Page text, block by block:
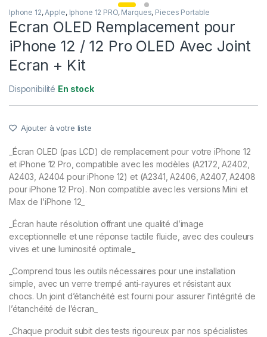
Iphone 12, Apple, Iphone 12 PRO, Marques, Pieces Portable
Ecran OLED Remplacement pour
iPhone 12 / 12 Pro OLED Avec Joint
Ecran + Kit
Disponibilité En stock
Ajouter à votre liste
_Écran OLED (pas LCD) de remplacement pour votre iPhone 12
et iPhone 12 Pro, compatible avec les modèles (A2172, A2402,
A2403, A2404 pour iPhone 12) et (A2341, A2406, A2407, A2408
pour iPhone 12 Pro). Non compatible avec les versions Mini et
Max de l’iPhone 12_
_Écran haute résolution offrant une qualité d’image
exceptionnelle et une réponse tactile fluide, avec des couleurs
vives et une luminosité optimale_
_Comprend tous les outils nécessaires pour une installation
simple, avec un verre trempé anti-rayures et résistant aux
chocs. Un joint d’étanchéité est fourni pour assurer l’intégrité de
l’étanchéité de l’écran_
_Chaque produit subit des tests rigoureux par nos spécialistes